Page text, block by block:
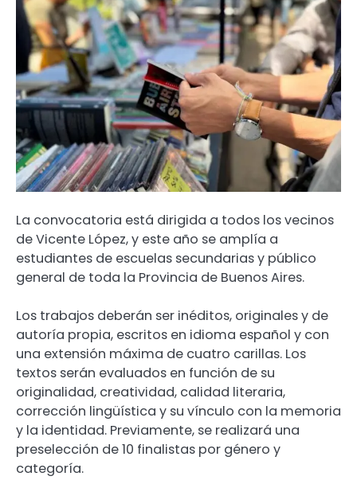
La convocatoria está dirigida a todos los vecinos
de Vicente López, y este año se amplía a
estudiantes de escuelas secundarias y público
general de toda la Provincia de Buenos Aires.
Los trabajos deberán ser inéditos, originales y de
autoría propia, escritos en idioma español y con
una extensión máxima de cuatro carillas. Los
textos serán evaluados en función de su
originalidad, creatividad, calidad literaria,
corrección lingüística y su vínculo con la memoria
y la identidad. Previamente, se realizará una
preselección de 10 finalistas por género y
categoría.